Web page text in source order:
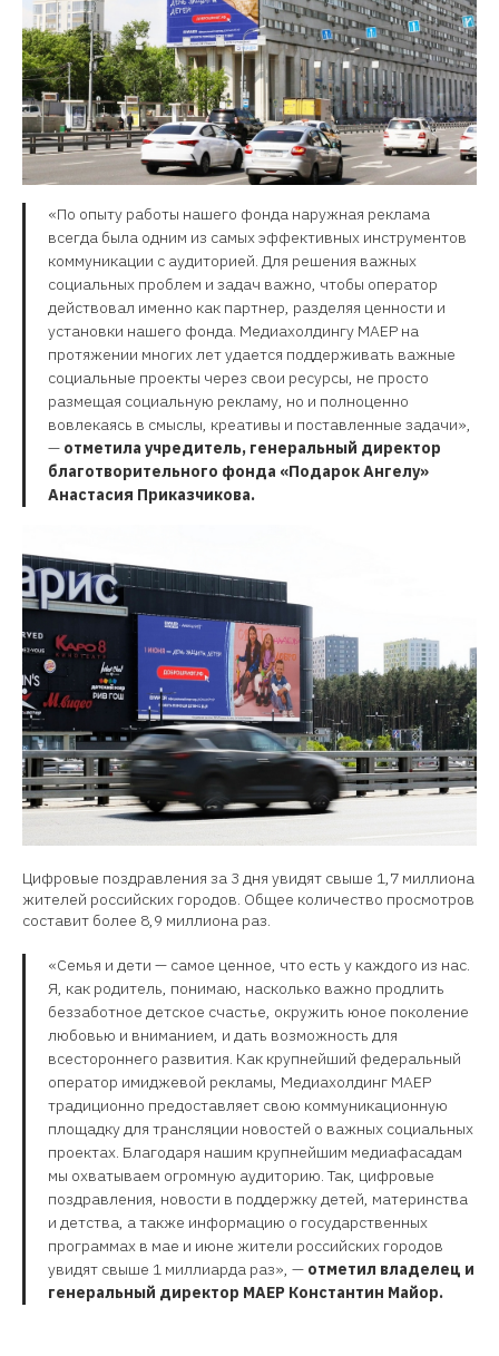
«По опыту работы нашего фонда наружная реклама
всегда была одним из самых эффективных инструментов
коммуникации с аудиторией. Для решения важных
социальных проблем и задач важно, чтобы оператор
действовал именно как партнер, разделяя ценности и
установки нашего фонда. Медиахолдингу МАЕР на
протяжении многих лет удается поддерживать важные
социальные проекты через свои ресурсы, не просто
размещая социальную рекламу, но и полноценно
вовлекаясь в смыслы, креативы и поставленные задачи»,
— отметила учредитель, генеральный директор
благотворительного фонда «Подарок Ангелу»
Анастасия Приказчикова.
Цифровые поздравления за 3 дня увидят свыше 1,7 миллиона
жителей российских городов. Общее количество просмотров
составит более 8,9 миллиона раз.
«Семья и дети — самое ценное, что есть у каждого из нас.
Я, как родитель, понимаю, насколько важно продлить
беззаботное детское счастье, окружить юное поколение
любовью и вниманием, и дать возможность для
всестороннего развития. Как крупнейший федеральный
оператор имиджевой рекламы, Медиахолдинг МАЕР
традиционно предоставляет свою коммуникационную
площадку для трансляции новостей о важных социальных
проектах. Благодаря нашим крупнейшим медиафасадам
мы охватываем огромную аудиторию. Так, цифровые
поздравления, новости в поддержку детей, материнства
и детства, а также информацию о государственных
программах в мае и июне жители российских городов
увидят свыше 1 миллиарда раз», — отметил владелец и
генеральный директор МАЕР Константин Майор.